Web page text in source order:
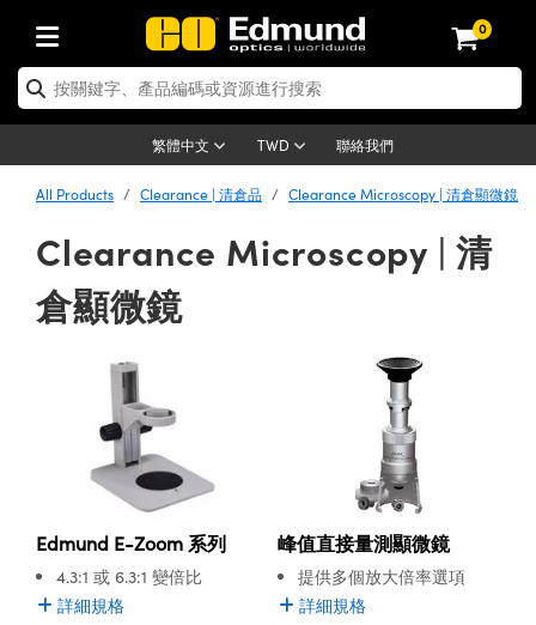
0
繁體中文 TWD 聯絡我們
| 光學產品
| 反射鏡
Diffusers | 窗鏡或擴散片
| 光學濾光片
| 繞射光柵
| 光學組装
Components | SCHOTT 光
Optics | 雷射光學
| 雷射透鏡
| 雷射光窗鏡
| 雷射濾光片
Assemblies | 雷射光學元件組
Shaping | 雷射光束整形
| 雷射分光鏡
| 光機組件
System | 光學籠式系統
Mounts | 台式光學安裝座
| 臺式系統
| 電動平臺
and Slides | 平臺和滑塊
| 光圈類
| 顯微鏡
| Mitutoyo 物鏡
| Olympus 物鏡
| Nikon 物鏡
Microscopes
Objectives
Objectives | 有限共軛物鏡
| 反射物鏡
Objectives
| 雷射
and Electronics | 雷射
| 雷射光學
| 雷射用光機模組
| 雷射配件
| 實驗室和生產線
Lenses | 成像鏡頭
Lenses | 定焦鏡頭
| 遠心鏡頭
(S-Mount Lenses) | M12 鏡頭 (S
Magnification Lenses
Objectives | 顯微鏡物鏡
Lenses for Harsh Environments
and Advanced
| 影視製作和高級攝影
Accessories | 成像鏡頭配件
| 相機
Cameras | Gigabit乙太網相
| FLIR 相機
Cameras | Teledyne Dalsa
Microscopy Cameras
Cameras | Allied Vision 相機
| Basler 相機
Labs Cameras™ | Lucid Vision
and Illumination | 照明
Lighting | 機器視覺光源
Lighting |顯微鏡照明
Lighting | 寬譜光源
| 雷射光源
| 光源配件
Targets | 測試板
Targets | 解析度測試板
Targets | 畸變測試版
& Stage Micrometers | 圖像
試板
Level Test Targets | 色卡測試板
| USAF 測試版
and Detection | 測試與監測
| 光學度量
and Electronics | 雷射
and Roughness Standards | 表
糙度標準
and Production | 實驗室和生產
| 清潔用品
| 通用工具
| 光學膠
Products | Acktar 黑色吸
| 暗室器材
Accessories | UV固化設備
驗室套件
應用選購
| 光譜儀
Microscopy
By Brand
Products | 新品專區
and Detection
Production
| 清倉品
| 清倉光學產品
| 清倉光機組件
Lenses | 清倉成像鏡頭
| 清倉相機
| 清倉照明
Targets
and Detection
Products | 重新認證產
| 重新認證光學產品
| 重新認證雷射
Lenses | 重新認證成像鏡
| 重新認證相機
| 重新認證照明
Targets
All Products Clearance | 清倉品 Clearance Microscopy | 清倉顯微鏡
Clearance Microscopy | 清
倉顯微鏡
Edmund E-Zoom 系列
4.3:1 或 6.3:1 變倍比
詳細規格
峰值直接量測顯微鏡
提供多個放大倍率選項
詳細規格